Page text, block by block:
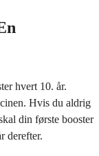
hvert 10. år.
Hvis du aldrig
din første booster
derefter.